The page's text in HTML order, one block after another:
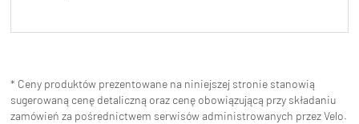
* Ceny produktów prezentowane na niniejszej stronie stanowią
sugerowaną cenę detaliczną oraz cenę obowiązującą przy składaniu
zamówień za pośrednictwem serwisów administrowanych przez Velo.